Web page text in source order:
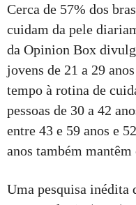
Cerca de 57% dos
cuidam da pele
da Opinion Box
jovens de 21 a 29
tempo à rotina de
pessoas de 30 a 42
entre 43 e 59 anos e
anos também mantêm
Uma pesquisa inédita